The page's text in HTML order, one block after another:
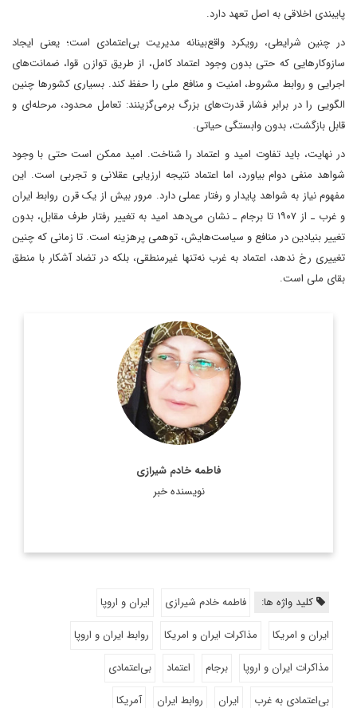
پایبندی اخلاقی به اصل تعهد دارد.
در چنین شرایطی، رویکرد واقع‌بینانه مدیریت بی‌اعتمادی است؛ یعنی ایجاد
سازوکارهایی که حتی بدون وجود اعتماد کامل، از طریق توازن قوا، ضمانت‌های
اجرایی و روابط مشروط، امنیت و منافع ملی را حفظ کند. بسیاری کشورها چنین
الگویی را در برابر فشار قدرت‌های بزرگ برمی‌گزینند: تعامل محدود، مرحله‌ای و
قابل بازگشت، بدون وابستگی حیاتی.
در نهایت، باید تفاوت امید و اعتماد را شناخت. امید ممکن است حتی با وجود
شواهد منفی دوام بیاورد، اما اعتماد نتیجه ارزیابی عقلانی و تجربی است. این
مفهوم نیاز به شواهد پایدار و رفتار عملی دارد. مرور بیش از یک قرن روابط ایران
و غرب ـ از ۱۹۰۷ تا برجام ـ نشان می‌دهد امید به تغییر رفتار طرف مقابل، بدون
تغییر بنیادین در منافع و سیاست‌هایش، توهمی پرهزینه است. تا زمانی که چنین
تغییری رخ ندهد، اعتماد به غرب نه‌تنها غیرمنطقی، بلکه در تضاد آشکار با منطق
بقای ملی است.
فاطمه خادم شیرازی
نویسنده خبر
کلید واژه ها: فاطمه خادم شیرازی
ایران و اروپا
ایران و امریکا
مذاکرات ایران و امریکا
روابط ایران و اروپا
مذاکرات ایران و اروپا
برجام اعتماد
بی‌اعتمادی
بی‌اعتمادی به غرب
ایران روابط ایران آمریکا